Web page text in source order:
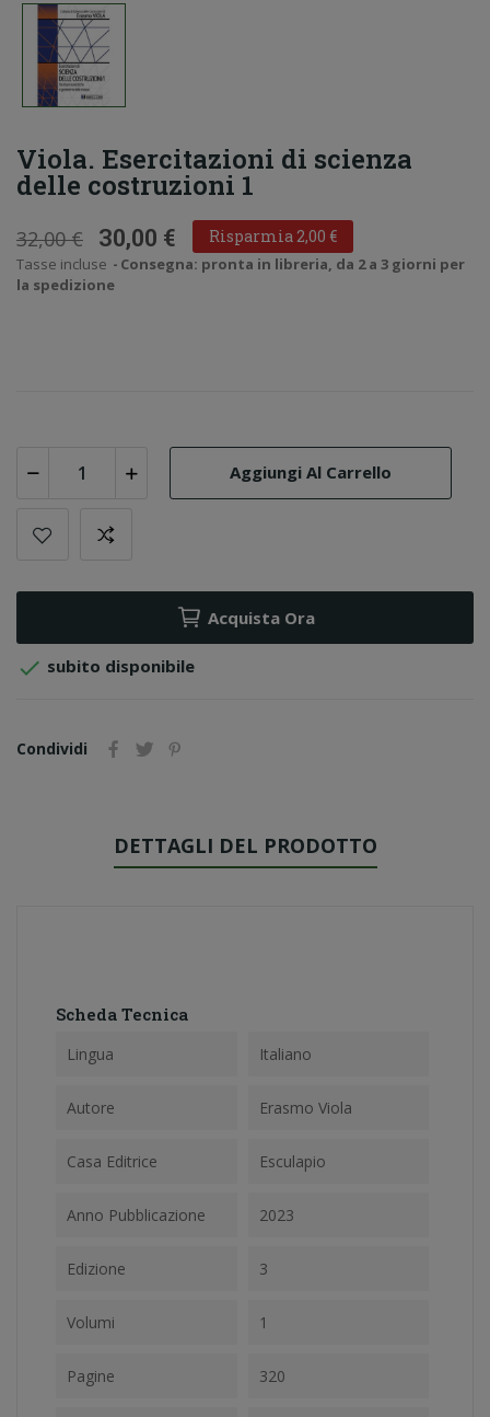
Viola. Esercitazioni di scienza
delle costruzioni 1
32,00 € 30,00 € Risparmia 2,00 €
Tasse incluse
Consegna: pronta in libreria, da 2 a 3 giorni per
la spedizione
Aggiungi Al Carrello
Acquista Ora
 subito disponibile
Condividi
DETTAGLI DEL PRODOTTO
Scheda Tecnica
Lingua Italiano
Autore Erasmo Viola
Casa Editrice Esculapio
Anno Pubblicazione 2023
Edizione 3
Volumi 1
Pagine 320